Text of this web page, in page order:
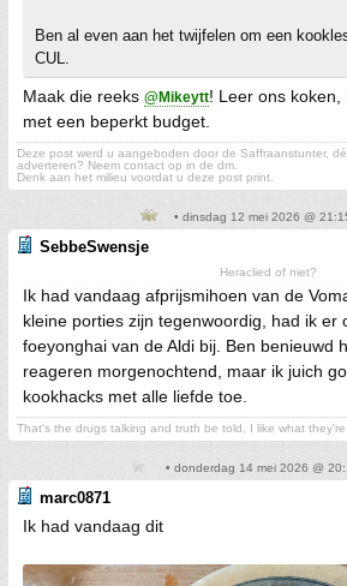
Ben al even aan het twijfelen om een
CUL.
Maak die reeks @Mikeytt! Leer ons koken,
met een beperkt budget.
Deze post werd u aangeboden door de Saffraanstunter,
adverteren? Neem contact op in de dm.
Denk aan het milieu voordat u deze post print.
• dinsdag 12 mei 2026 @
SebbeSwensje
Heraclied of niet?
Ik had vandaag afprijsmihoen van de
kleine porties zijn tegenwoordig, had ik er
foeyonghai van de Aldi bij. Ben benieuwd
reageren morgenochtend, maar ik juich
kookhacks met alle liefde toe.
That's the drugs talking and truth be told, I like what they're
• donderdag 14 mei 2026 @
marc0871
Ik had vandaag dit